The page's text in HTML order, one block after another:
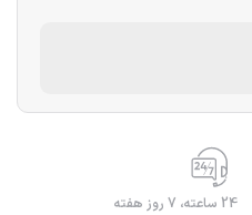
24 ساعته، 7 روز هفته